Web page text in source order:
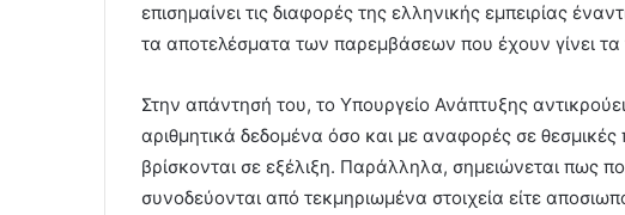
επισημαίνει τις διαφορές της ελληνικής εμπειρίας
τα αποτελέσματα των παρεμβάσεων που έχουν γίνει τα
Στην απάντησή του, το Υπουργείο Ανάπτυξης
αριθμητικά δεδομένα όσο και με αναφορές σε
βρίσκονται σε εξέλιξη. Παράλληλα, σημειώνεται πως
συνοδεύονται από τεκμηριωμένα στοιχεία είτε